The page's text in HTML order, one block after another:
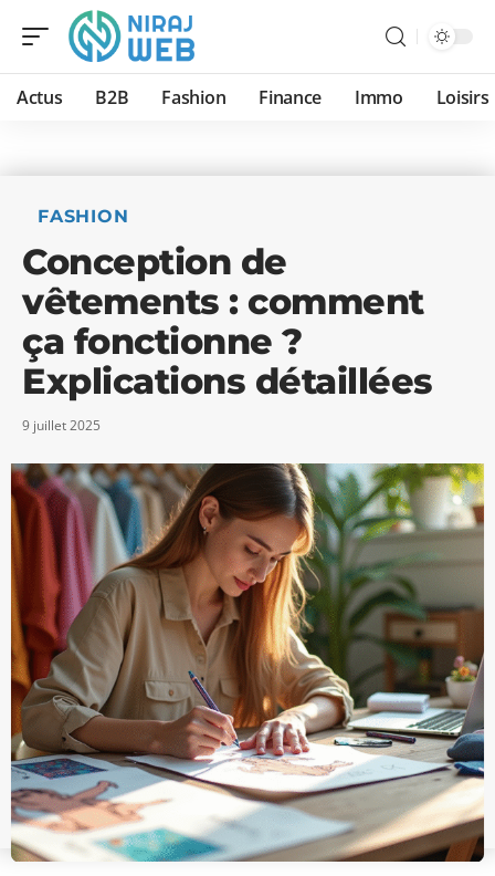
Actus B2B Fashion Finance Immo Loisirs
FASHION
Conception de
vêtements : comment
ça fonctionne ?
Explications détaillées
9 juillet 2025